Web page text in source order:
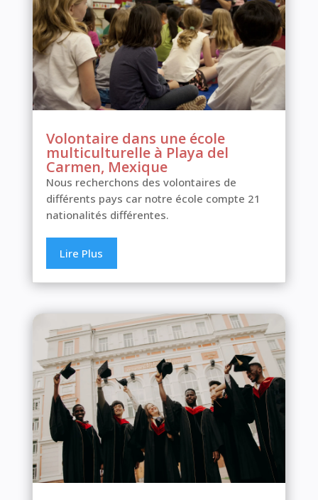
Volontaire dans une école
multiculturelle à Playa del
Carmen, Mexique
Nous recherchons des volontaires de
différents pays car notre école compte 21
nationalités différentes.
Lire Plus